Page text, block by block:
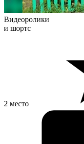
Видеоролики
и шортс
2 место